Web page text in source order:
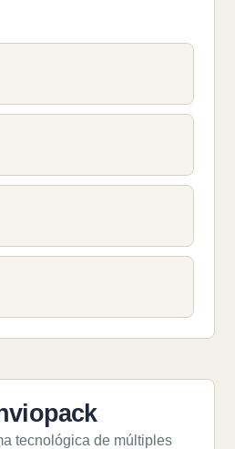
tecnológica de múltiples